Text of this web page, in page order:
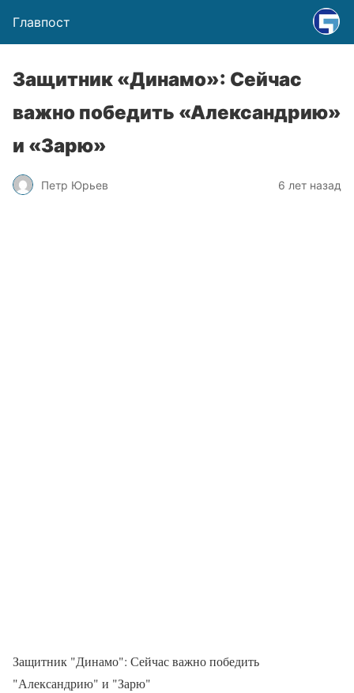
Главпост
Защитник «Динамо»: Сейчас
важно победить «Александрию»
и «Зарю»
Петр Юрьев 6 лет назад
Защитник "Динамо": Сейчас важно победить
"Александрию" и "Зарю"